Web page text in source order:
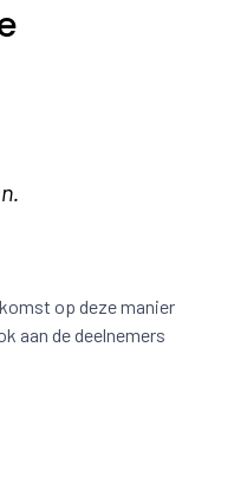
op deze manier
aan de deelnemers